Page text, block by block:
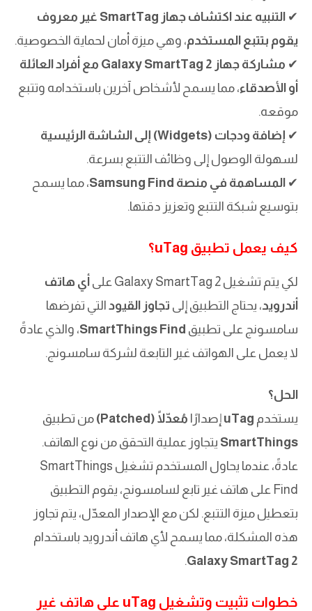
✔
التنبيه عند اكتشاف جهاز SmartTag غير معروف
يقوم بتتبع المستخدم، وهي ميزة أمان لحماية الخصوصية.
✔
مشاركة جهاز Galaxy SmartTag 2 مع أفراد العائلة
أو الأصدقاء، مما يسمح لأشخاص آخرين باستخدامه وتتبع
موقعه.
✔ إضافة ودجات (Widgets) إلى الشاشة الرئيسية
لسهولة الوصول إلى وظائف التتبع بسرعة.
✔ المساهمة في منصة Samsung Find
، مما يسمح
بتوسيع شبكة التتبع وتعزيز دقتها.
كيف يعمل تطبيق uTag؟
لكي يتم تشغيل Galaxy SmartTag 2 على
أي هاتف
أندرويد، يحتاج التطبيق إلى تجاوز القيود التي تفرضها
سامسونج على تطبيق SmartThings Find، والذي عادةً
لا يعمل على الهواتف غير التابعة لشركة سامسونج.
الحل؟
يستخدم uTag إصدارًا مُعدّلًا (Patched)
من تطبيق
SmartThings يتجاوز عملية التحقق من نوع الهاتف.
عادةً، عندما يحاول المستخدم تشغيل SmartThings
Find على هاتف غير تابع لسامسونج، يقوم التطبيق
بتعطيل ميزة التتبع. لكن مع الإصدار المعدّل، يتم تجاوز
هذه المشكلة، مما يسمح لأي هاتف أندرويد باستخدام
Galaxy SmartTag 2
.
خطوات تثبيت وتشغيل uTag على هاتف غير